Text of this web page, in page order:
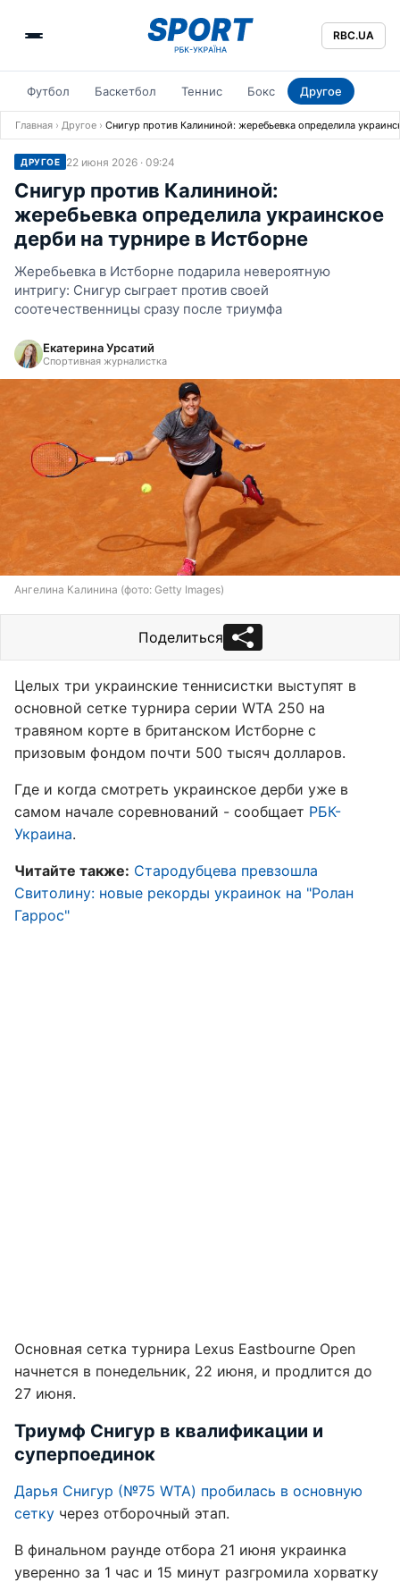
RBC.UA
Футбол Баскетбол Теннис Бокс Другое
Главная › Другое › Снигур против Калининой: жеребьевка определила
ДРУГОЕ 22 июня 2026 · 09:24
Снигур против Калининой:
жеребьевка определила украинское
дерби на турнире в Истборне
Жеребьевка в Истборне подарила невероятную
интригу: Снигур сыграет против своей
соотечественницы сразу после триумфа
Екатерина Урсатий
Спортивная журналистка
Ангелина Калинина (фото: Getty Images)
Поделиться
Целых три украинские теннисистки выступят в
основной сетке турнира серии WTA 250 на
травяном корте в британском Истборне с
призовым фондом почти 500 тысяч долларов.
Где и когда смотреть украинское дерби уже в
самом начале соревнований - сообщает РБК-
Украина.
Читайте также: Стародубцева превзошла
Свитолину: новые рекорды украинок на "Ролан
Гаррос"
Основная сетка турнира Lexus Eastbourne Open
начнется в понедельник, 22 июня, и продлится до
27 июня.
Триумф Снигур в квалификации и
суперпоединок
Дарья Снигур (№75 WTA) пробилась в основную
сетку через отборочный этап.
В финальном раунде отбора 21 июня украинка
уверенно за 1 час и 15 минут разгромила хорватку